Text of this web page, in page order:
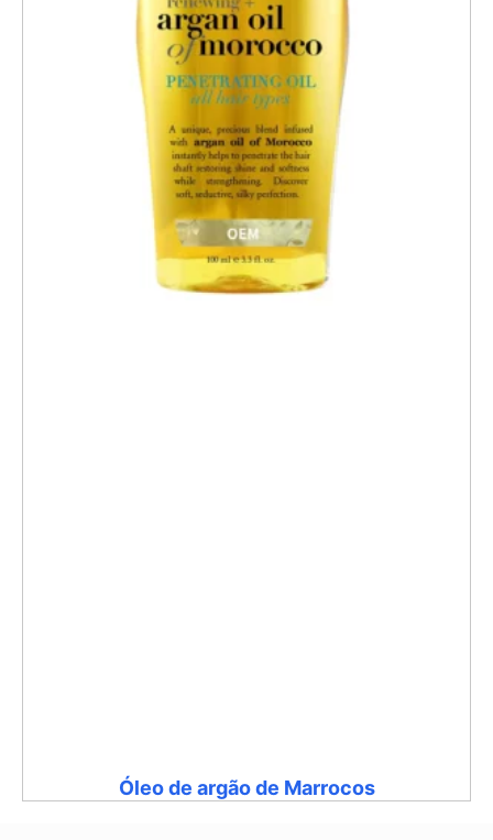
Óleo de argão de Marrocos